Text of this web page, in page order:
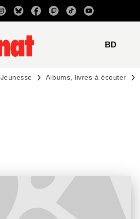
RECHERCHE CONTENU
BD
Jeunesse Albums, livres à écouter